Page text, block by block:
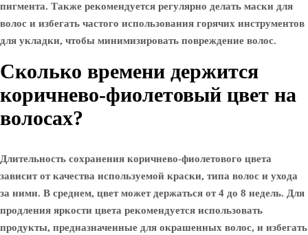
пигмента. Также рекомендуется регулярно делать маски для
волос и избегать частого использования горячих инструментов
для укладки, чтобы минимизировать повреждение волос.
Сколько времени держится
коричнево-фиолетовый цвет на
волосах?
Длительность сохранения коричнево-фиолетового цвета
зависит от качества используемой краски, типа волос и ухода
за ними. В среднем, цвет может держаться от 4 до 8 недель. Для
продления яркости цвета рекомендуется использовать
продукты, предназначенные для окрашенных волос, и избегать